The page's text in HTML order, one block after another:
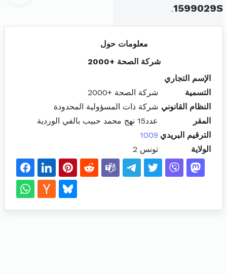
1599029S
.
معلومات حول
شركة الصحة +2000
الإسم التجاري
التسمية
شركة الصحة +2000
النظام القانوني شركة ذات المسؤولية المحدودة
المقر
عدد15 نهج محمد حبيب بالفي الوردية
الترقيم البريدي 1009
الولاية
تونس 2